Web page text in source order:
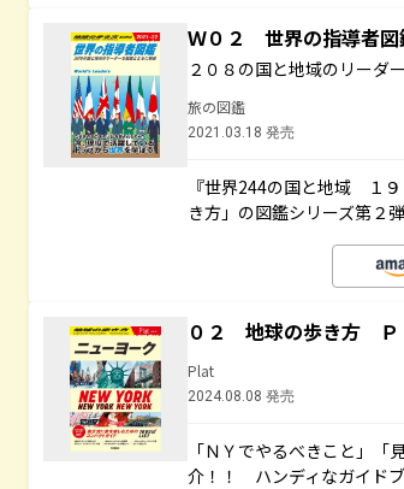
Ｗ０２ 世界の指導者
２０８の国と地域のリーダ
旅の図鑑
2021.03.18 発売
『世界244の国と地域 １
き方」の図鑑シリーズ第２
０２ 地球の歩き方 Ｐ
Plat
2024.08.08 発売
「ＮＹでやるべきこと」
介！！ ハンディなガイドブ